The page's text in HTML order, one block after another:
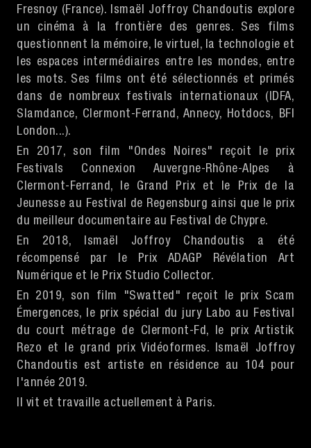
Fresnoy (France). Ismaël Joffroy Chandoutis explore
un cinéma à la frontière des genres. Ses films
questionnent la mémoire, le virtuel, la technologie et
les espaces intermédiaires entre les mondes, entre
les mots. Ses films ont été sélectionnés et primés
dans de nombreux festivals internationaux (IDFA,
Slamdance, Clermont-Ferrand, Annecy, Hotdocs, BFI
London...).
En 2017, son film "Ondes Noires" reçoit le prix
Festivals Connexion Auvergne-Rhône-Alpes à
Clermont-Ferrand, le Grand Prix et le Prix de la
Jeunesse au Festival de Regensburg ainsi que le prix
du meilleur documentaire au Festival de Chypre.
En 2018, Ismaël Joffroy Chandoutis a été
récompensé par le Prix ADAGP Révélation Art
Numérique et le Prix Studio Collector.
En 2019, son film "Swatted" reçoit le prix Scam
Émergences, le prix spécial du jury Labo au Festival
du court métrage de Clermont-Fd, le prix Artistik
Rezo et le grand prix Vidéoformes. Ismaël Joffroy
Chandoutis est artiste en résidence au 104 pour
l'année 2019.
Il vit et travaille actuellement à Paris.